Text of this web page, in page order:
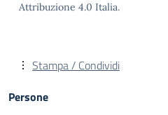
Attribuzione 4.0 Italia.
Stampa / Condividi
Persone